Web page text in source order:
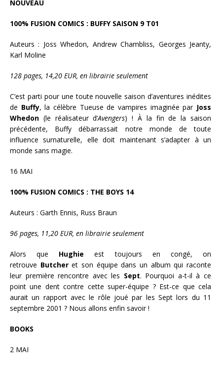
NOUVEAU
100% FUSION COMICS : BUFFY SAISON 9 T01
Auteurs : Joss Whedon, Andrew Chambliss, Georges Jeanty,
Karl Moline
128 pages, 14,20 EUR, en librairie seulement
C’est parti pour une toute nouvelle saison d’aventures inédites
de Buffy, la célèbre Tueuse de vampires imaginée par Joss
Whedon (le réalisateur d’Avengers) ! À la fin de la saison
précédente, Buffy débarrassait notre monde de toute
influence surnaturelle, elle doit maintenant s’adapter à un
monde sans magie.
16 MAI
100% FUSION COMICS : THE BOYS 14
Auteurs : Garth Ennis, Russ Braun
96 pages, 11,20 EUR, en librairie seulement
Alors que Hughie est toujours en congé, on
retrouve Butcheret son équipe dans un album qui raconte
leur première rencontre avec les Sept. Pourquoi a-t-il à ce
point une dent contre cette super-équipe ? Est-ce que cela
aurait un rapport avec le rôle joué par les Sept lors du 11
septembre 2001 ? Nous allons enfin savoir !
BOOKS
2 MAI